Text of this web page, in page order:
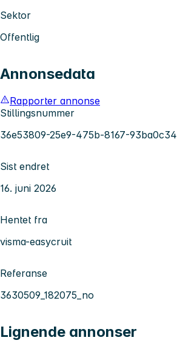
Sektor
Offentlig
Annonsedata
Rapporter annonse
Stillingsnummer
36e53809-25e9-475b-8167-
Sist endret
16. juni 2026
Hentet fra
visma-easycruit
Referanse
3630509_182075_no
Lignende annonser